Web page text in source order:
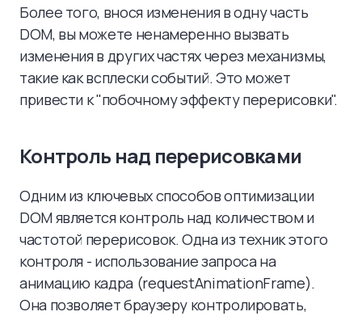
Более того, внося изменения в одну часть
DOM, вы можете ненамеренно вызвать
изменения в других частях через механизмы,
такие как всплески событий. Это может
привести к "побочному эффекту перерисовки".
Контроль над перерисовками
Одним из ключевых способов оптимизации
DOM является контроль над количеством и
частотой перерисовок. Одна из техник этого
контроля - использование запроса на
анимацию кадра (requestAnimationFrame).
Она позволяет браузеру контролировать,